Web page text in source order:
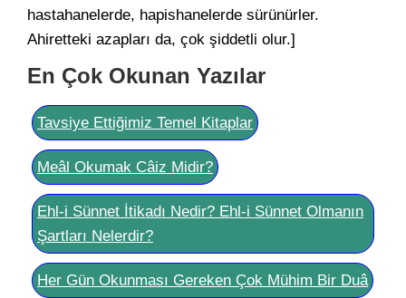
hastahanelerde, hapishanelerde sürünürler.
Ahiretteki azapları da, çok şiddetli olur.]
En Çok Okunan Yazılar
Tavsiye Ettiğimiz Temel Kitaplar
Meâl Okumak Câiz Midir?
Ehl-i Sünnet İtikadı Nedir? Ehl-i Sünnet Olmanın
Şartları Nelerdir?
Her Gün Okunması Gereken Çok Mühim Bir Duâ